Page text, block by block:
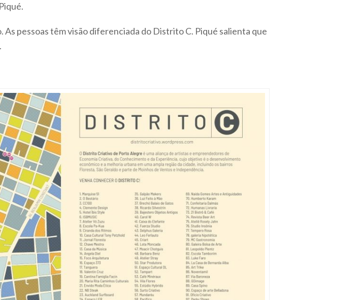
pessoas têm visão diferenciada do Distrito C. Piqué salienta que